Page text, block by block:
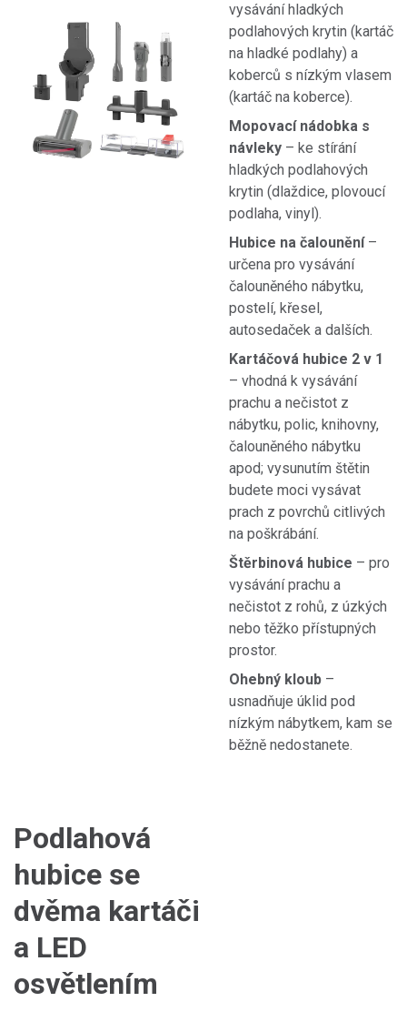
vysávání hladkých
podlahových krytin (kartáč
na hladké podlahy) a
koberců s nízkým vlasem
(kartáč na koberce).
Mopovací nádobka s
návleky – ke stírání
hladkých podlahových
krytin (dlaždice, plovoucí
podlaha, vinyl).
Hubice na čalounění–
určena pro vysávání
čalouněného nábytku,
postelí, křesel,
autosedaček a dalších.
Kartáčová hubice 2 v 1
– vhodná k vysávání
prachu a nečistot z
nábytku, polic, knihovny,
čalouněného nábytku
apod; vysunutím štětin
budete moci vysávat
prach z povrchů citlivých
na poškrábání.
Štěrbinová hubice – pro
vysávání prachu a
nečistot z rohů, z úzkých
nebo těžko přístupných
prostor.
Ohebný kloub –
usnadňuje úklid pod
nízkým nábytkem, kam se
běžně nedostanete.
Podlahová
hubice se
dvěma kartáči
a LED
osvětlením